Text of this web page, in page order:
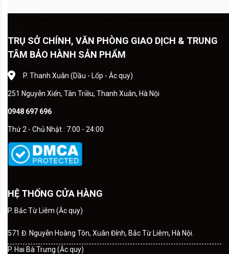
TRỤ SỞ CHÍNH, VĂN PHÒNG GIAO DỊCH & TRUNG
TÂM BẢO HÀNH SẢN PHẨM
P. Thanh Xuân (Dầu - Lốp - Ắc quy)
251 Nguyễn Xiển, Tân Triều, Thanh Xuân, Hà Nội
0948 697 696
Thứ 2 - Chủ Nhật : 7:00 - 24:00
HỆ THỐNG CỬA HÀNG
P. Bắc Từ Liêm (Ắc quy)
571 Đ. Nguyễn Hoàng Tôn, Xuân Đỉnh, Bắc Từ Liêm, Hà Nội.
P. Hai Bà Trưng (Ắc quy)